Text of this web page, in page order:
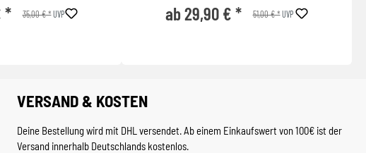
* 35,00 € *UVP ab 29,90 € * 51,00 € *UVP
VERSAND & KOSTEN
Deine Bestellung wird mit DHL versendet. Ab einem Einkaufswert von 100€ ist der
Versand innerhalb Deutschlands kostenlos.